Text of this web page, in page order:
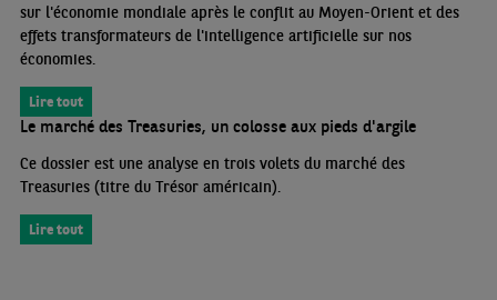
sur l'économie mondiale après le conflit au Moyen-Orient et des
effets transformateurs de l'intelligence artificielle sur nos
économies.
Lire tout
Le marché des Treasuries, un colosse aux pieds d'argile
Ce dossier est une analyse en trois volets du marché des
Treasuries (titre du Trésor américain).
Lire tout